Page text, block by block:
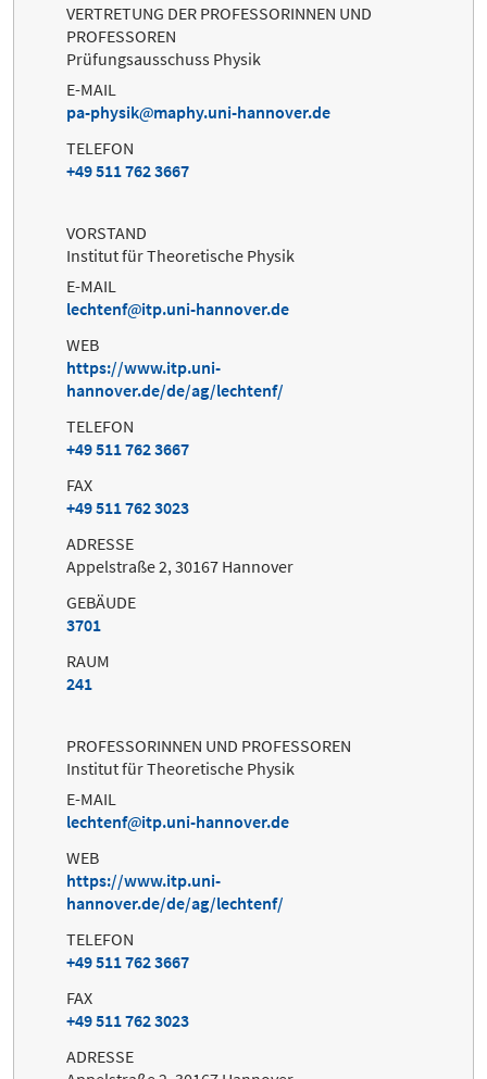
VERTRETUNG DER PROFESSORINNEN UND
PROFESSOREN
Prüfungsausschuss Physik
E-MAIL
pa-physik
maphy.uni-hannover.de
TELEFON
+49 511 762 3667
VORSTAND
Institut für Theoretische Physik
E-MAIL
lechtenf
itp.uni-hannover.de
WEB
https://www.itp.uni-
hannover.de/de/ag/lechtenf/
TELEFON
+49 511 762 3667
FAX
+49 511 762 3023
ADRESSE
Appelstraße 2, 30167 Hannover
GEBÄUDE
3701
RAUM
241
PROFESSORINNEN UND PROFESSOREN
Institut für Theoretische Physik
E-MAIL
lechtenf
itp.uni-hannover.de
WEB
https://www.itp.uni-
hannover.de/de/ag/lechtenf/
TELEFON
+49 511 762 3667
FAX
+49 511 762 3023
ADRESSE